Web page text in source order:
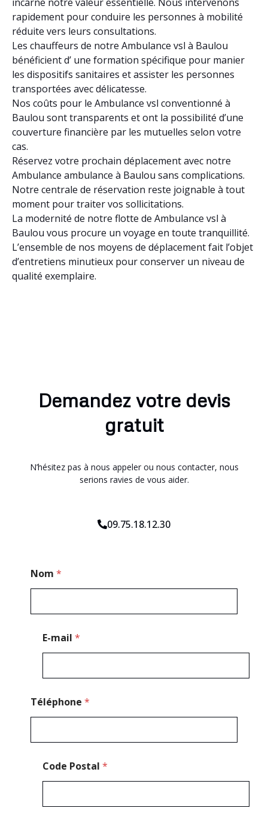
rapidement pour conduire les personnes à mobilité
réduite vers leurs consultations.
Les chauffeurs de notre Ambulance vsl à Baulou
bénéficient d’ une formation spécifique pour manier
les dispositifs sanitaires et assister les personnes
transportées avec délicatesse.
Nos coûts pour le Ambulance vsl conventionné à
Baulou sont transparents et ont la possibilité d’une
couverture financière par les mutuelles selon votre
cas.
Réservez votre prochain déplacement avec notre
Ambulance ambulance à Baulou sans complications.
Notre centrale de réservation reste joignable à tout
moment pour traiter vos sollicitations.
La modernité de notre flotte de Ambulance vsl à
Baulou vous procure un voyage en toute tranquillité.
L’ensemble de nos moyens de déplacement fait l’objet
d’entretiens minutieux pour conserver un niveau de
qualité exemplaire.
Demandez votre devis
gratuit
N’hésitez pas à nous appeler ou nous contacter, nous
serions ravies de vous aider.
09.75.18.12.30
Nom *
E-mail *
Téléphone *
Code Postal *